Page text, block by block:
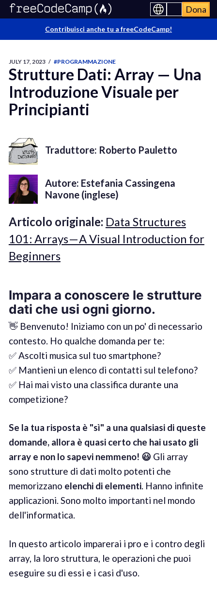
Dona
Contribuisci anche tu a freeCodeCamp!
JULY 17, 2023 / #PROGRAMMAZIONE
Strutture Dati: Array — Una
Introduzione Visuale per
Principianti
Traduttore: Roberto Pauletto
Autore: Estefania Cassingena
Navone (inglese)
Articolo originale: Data Structures
101: Arrays — A Visual Introduction for
Beginners
Impara a conoscere le strutture
dati che usi ogni giorno.
👋 Benvenuto! Iniziamo con un po' di necessario
contesto. Ho qualche domanda per te:
✅ Ascolti musica sul tuo smartphone?
✅ Mantieni un elenco di contatti sul telefono?
✅ Hai mai visto una classifica durante una
competizione?
Se la tua risposta è "sì" a una qualsiasi di queste
domande, allora è quasi certo che hai usato gli
array e non lo sapevi nemmeno! 😃 Gli array
sono strutture di dati molto potenti che
memorizzano elenchi di elementi. Hanno infinite
applicazioni. Sono molto importanti nel mondo
dell'informatica.
In questo articolo imparerai i pro e i contro degli
array, la loro struttura, le operazioni che puoi
eseguire su di essi e i casi d'uso.